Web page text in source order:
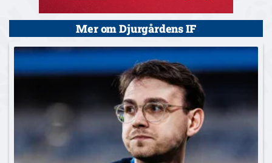
Mer om Djurgårdens IF